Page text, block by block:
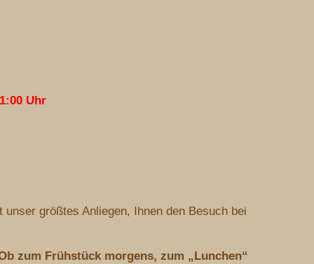
Uhr
größtes Anliegen, Ihnen den Besuch bei
zum Frühstück morgens, zum „Lunchen“